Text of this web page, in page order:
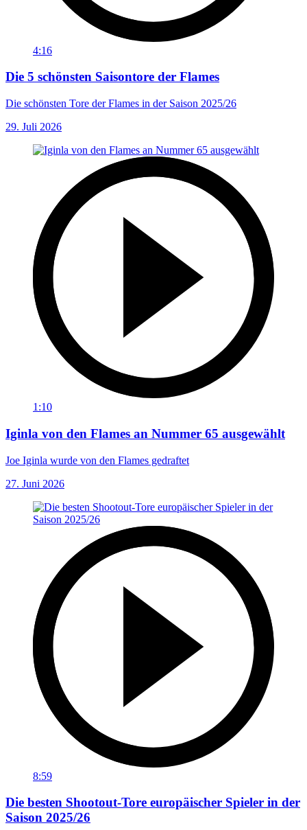
4:16
Die 5 schönsten Saisontore der Flames
Die schönsten Tore der Flames in der Saison 2025/26
29. Juli 2026
1:10
Iginla von den Flames an Nummer 65 ausgewählt
Joe Iginla wurde von den Flames gedraftet
27. Juni 2026
8:59
Die besten Shootout-Tore europäischer Spieler in der
Saison 2025/26